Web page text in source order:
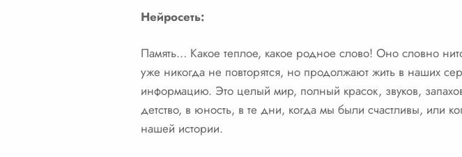
Нейросеть:
Память… Какое теплое, какое родное слово! Оно словно
уже никогда не повторятся, но продолжают жить в наших
информацию. Это целый мир, полный красок, звуков,
детство, в юность, в те дни, когда мы были счастливы, или
нашей истории.